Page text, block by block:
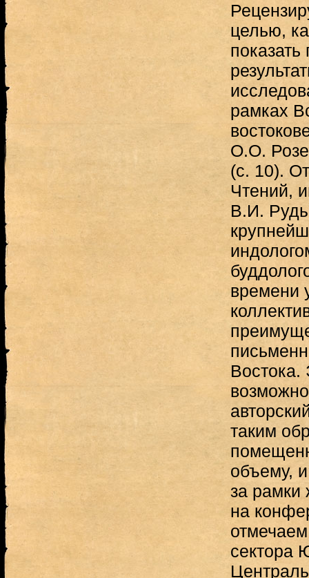
целью,
рамках
О.О.
(с. 10).
Чтений,
В.И.
времени
Востока.
таким
объему,
за рамки
на
сектора